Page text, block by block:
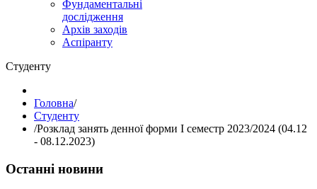
Фундаментальні
дослідження
Архів заходів
Аспіранту
Студенту
Головна/
Студенту
/Розклад занять денної форми І семестр 2023/2024 (04.12
- 08.12.2023)
Останні новини